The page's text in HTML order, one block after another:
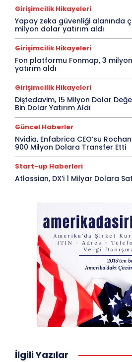
Girişimcilik Hikayeleri
Yapay zeka güvenliği alanında
milyon dolar yatırım aldı
Girişimcilik Hikayeleri
Fon platformu Fonmap, 3
yatırım aldı
Girişimcilik Hikayeleri
Diştedavim, 15 Milyon Dolar
Bin Dolar Yatırım Aldı
Güncel Haberler
Nvidia, Enfabrica CEO’su
900 Milyon Dolara Transfer Etti
Start-up Haberleri
Atlassian, DX’i 1 Milyar Dolara
İlgili Yazılar